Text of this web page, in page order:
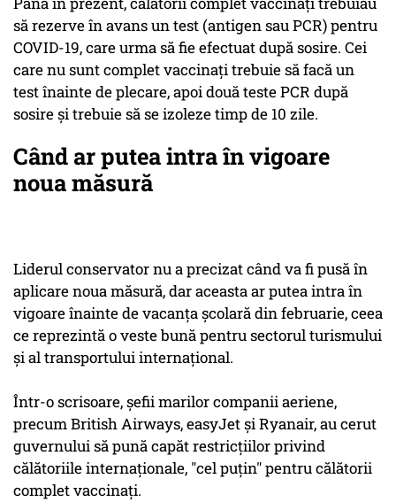
să rezerve în avans un test (antigen sau PCR) pentru
COVID-19, care urma să fie efectuat după sosire. Cei
care nu sunt complet vaccinaţi trebuie să facă un
test înainte de plecare, apoi două teste PCR după
sosire şi trebuie să se izoleze timp de 10 zile.
Când ar putea intra în vigoare
noua măsură
Liderul conservator nu a precizat când va fi pusă în
aplicare noua măsură, dar aceasta ar putea intra în
vigoare înainte de vacanţa şcolară din februarie, ceea
ce reprezintă o veste bună pentru sectorul turismului
şi al transportului internaţional.
Într-o scrisoare, şefii marilor companii aeriene,
precum British Airways, easyJet şi Ryanair, au cerut
guvernului să pună capăt restricţiilor privind
călătoriile internaţionale, "cel puţin" pentru călătorii
complet vaccinaţi.